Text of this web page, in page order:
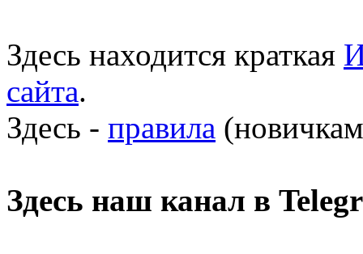
Здесь находится краткая
сайта.
Здесь - правила
Здесь наш канал в